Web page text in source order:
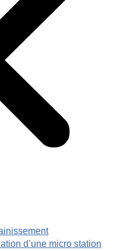
d’une micro station